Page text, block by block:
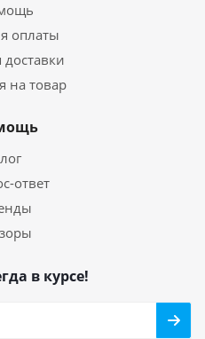
оплаты
на товар
ответ
в курсе!